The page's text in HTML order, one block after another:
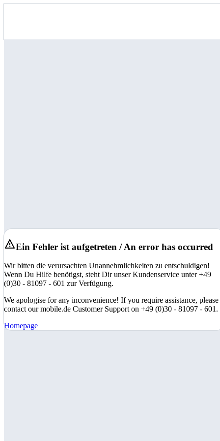
Ein Fehler ist aufgetreten / An error has occurred
Wir bitten die verursachten Unannehmlichkeiten zu entschuldigen!
Wenn Du Hilfe benötigst, steht Dir unser Kundenservice unter +49
(0)30 - 81097 - 601 zur Verfügung.
We apologise for any inconvenience! If you require assistance, please
contact our mobile.de Customer Support on +49 (0)30 - 81097 - 601.
Homepage